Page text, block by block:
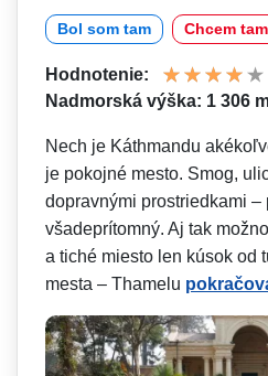
Bol som tam Chcem tam
Hodnotenie:
Nadmorská výška: 1 306
Nech je Káthmandu
je pokojné mesto. Smog,
dopravnými prostriedkami –
všadeprítomný. Aj tak
a tiché miesto len kúsok od
mesta – Thamelu